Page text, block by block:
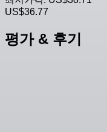
US$36.77
평가 & 후기